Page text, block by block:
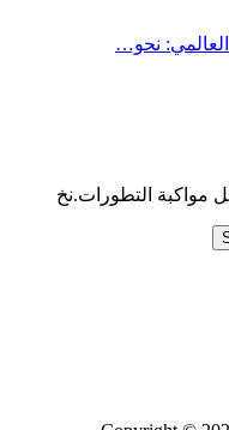
نحو…
مواكبة التطورات.نخ